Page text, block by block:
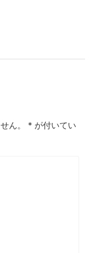
ん。 * が付いてい